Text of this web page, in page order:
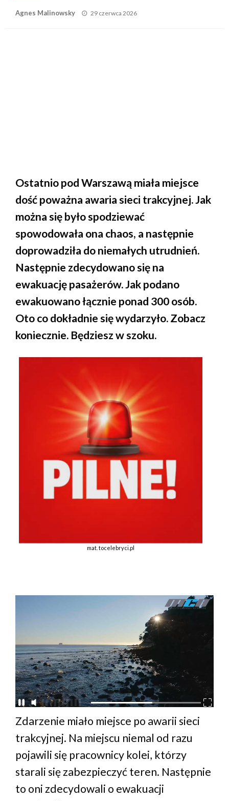
Agnes Malinowsky
Posted
29 czerwca 2026
Ostatnio pod Warszawą miała miejsce
dość poważna awaria sieci trakcyjnej. Jak
można się było spodziewać
spowodowała ona chaos, a następnie
doprowadziła do niemałych utrudnień.
Następnie zdecydowano się na
ewakuację pasażerów. Jak podano
ewakuowano łącznie ponad 300 osób.
Oto co dokładnie się wydarzyło. Zobacz
koniecznie. Będziesz w szoku.
mat. tocelebryci.pl
Zdarzenie miało miejsce po awarii sieci
trakcyjnej. Na miejscu niemal od razu
pojawili się pracownicy kolei, którzy
starali się zabezpieczyć teren. Następnie
to oni zdecydowali o ewakuacji